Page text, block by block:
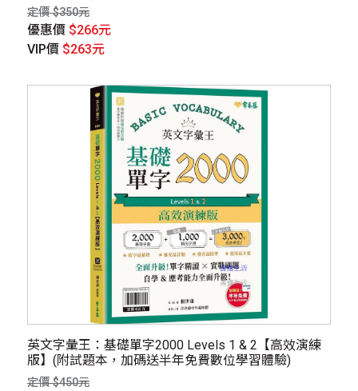
定價 $350元
優惠價 $266元
VIP價 $263元
英文字彙王：基礎單字2000 Levels 1 & 2【高效演練
版】(附試題本，加碼送半年免費數位學習體驗)
定價 $450元